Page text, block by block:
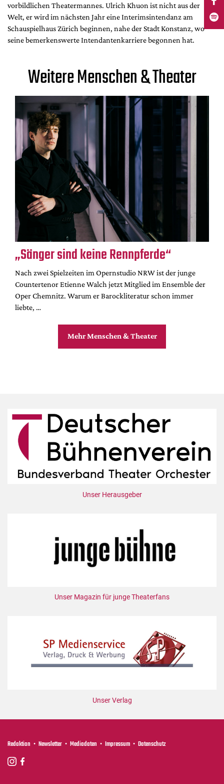
vorbildlichen Theatermannes. Ulrich Khuon ist nicht aus der
Welt, er wird im nächsten Jahr eine Interimsintendanz am
Schauspielhaus Zürich beginnen, nahe der Stadt Konstanz, wo
seine bemerkenswerte Intendantenkarriere begonnen hat.
Weitere Menschen & Theater
„Sänger sind keine Rennpferde“
Nach zwei Spielzeiten im Opernstudio NRW ist der junge
Countertenor Etienne Walch jetzt Mitglied im Ensemble der
Oper Chemnitz. Warum er Barockliteratur schon immer
liebte, …
Mehr Menschen & Theater
Unser Herausgeber
Unser Magazin für junge Theaterfans
Unser Verlag
Redaktion Newsletter Mediadaten Impressum Datenschutz